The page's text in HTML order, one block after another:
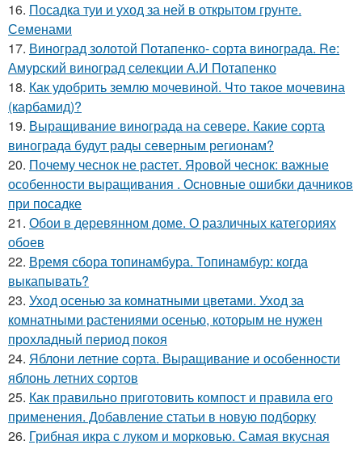
16. Посадка туи и уход за ней в открытом грунте.
Семенами
17. Виноград золотой Потапенко- сорта винограда. Re:
Амурский виноград селекции А.И Потапенко
18. Как удобрить землю мочевиной. Что такое мочевина
(карбамид)?
19. Выращивание винограда на севере. Какие сорта
винограда будут рады северным регионам?
20. Почему чеснок не растет. Яровой чеснок: важные
особенности выращивания . Основные ошибки дачников
при посадке
21. Обои в деревянном доме. О различных категориях
обоев
22. Время сбора топинамбура. Топинамбур: когда
выкапывать?
23. Уход осенью за комнатными цветами. Уход за
комнатными растениями осенью, которым не нужен
прохладный период покоя
24. Яблони летние сорта. Выращивание и особенности
яблонь летних сортов
25. Как правильно приготовить компост и правила его
применения. Добавление статьи в новую подборку
26. Грибная икра с луком и морковью. Самая вкусная